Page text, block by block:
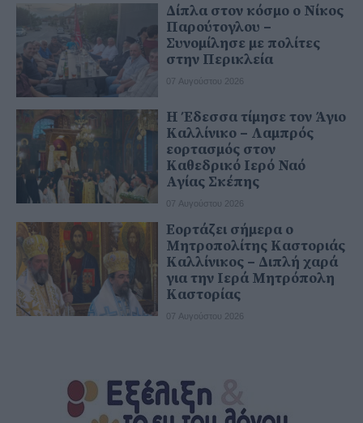
Δίπλα στον κόσμο ο Νίκος
Παρούτογλου –
Συνομίλησε με πολίτες
στην Περικλεία
07 Αυγούστου 2026
Η Έδεσσα τίμησε τον Άγιο
Καλλίνικο – Λαμπρός
εορτασμός στον
Καθεδρικό Ιερό Ναό
Αγίας Σκέπης
07 Αυγούστου 2026
Εορτάζει σήμερα ο
Μητροπολίτης Καστοριάς
Καλλίνικος – Διπλή χαρά
για την Ιερά Μητρόπολη
Καστορίας
07 Αυγούστου 2026